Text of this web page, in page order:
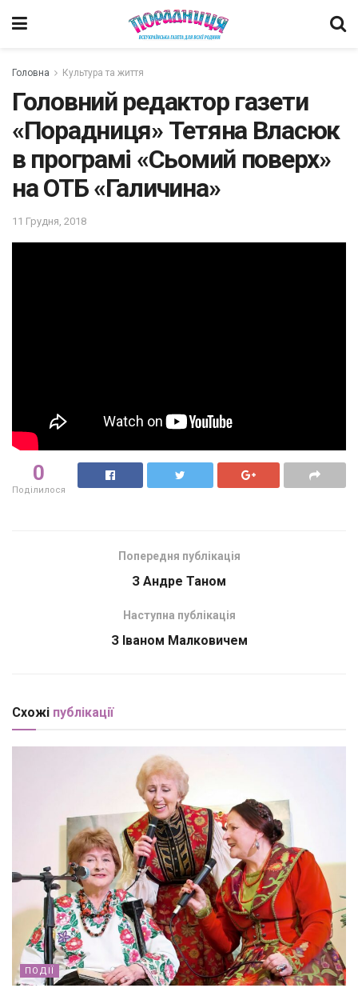
Головна Культура та життя
Головний редактор газети
«Порадниця» Тетяна Власюк
в програмі «Сьомий поверх»
на ОТБ «Галичина»
11 Грудня, 2018
0
Поділилося
Попередня публікація
З Андре Таном
Наступна публікація
З Іваном Малковичем
Схожі публікації
ПОДІЇ